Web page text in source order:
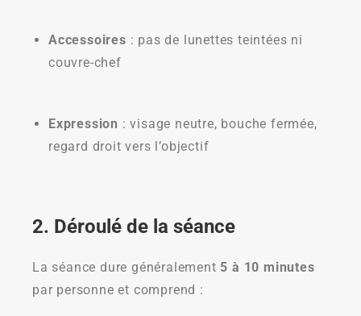
Accessoires : pas de lunettes teintées ni
couvre-chef
Expression : visage neutre, bouche fermée,
regard droit vers l’objectif
2. Déroulé de la séance
La séance dure généralement 5 à 10 minutes
par personne et comprend :